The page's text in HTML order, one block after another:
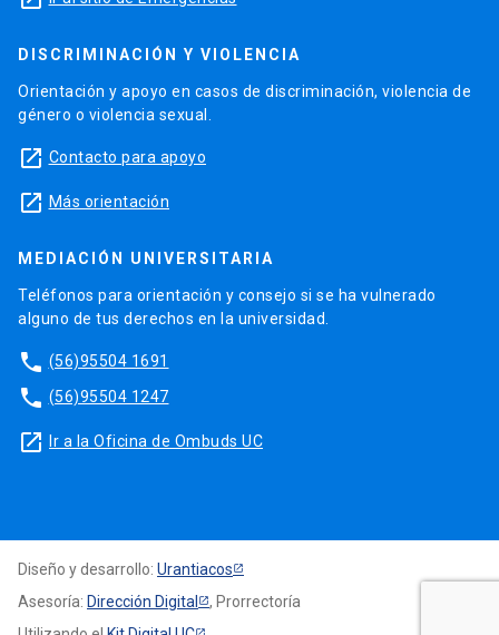
DISCRIMINACIÓN Y VIOLENCIA
Orientación y apoyo en casos de discriminación, violencia de
género o violencia sexual.
launch Contacto para apoyo
launch Más orientación
MEDIACIÓN UNIVERSITARIA
Teléfonos para orientación y consejo si se ha vulnerado
alguno de tus derechos en la universidad.
phone (56)95504 1691
phone (56)95504 1247
launch Ir a la Oficina de Ombuds UC
Diseño y desarrollo: Urantiacos
Asesoría: Dirección Digital
, Prorrectoría